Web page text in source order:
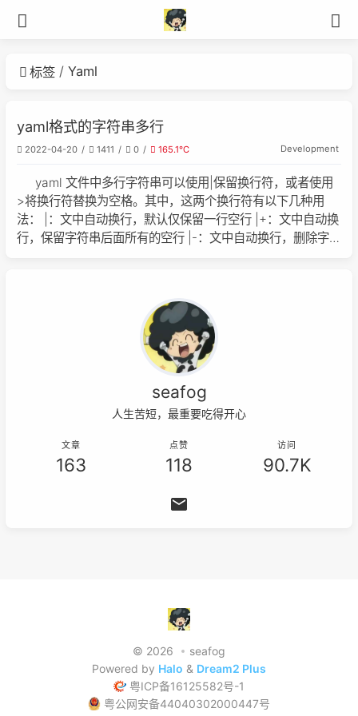
标签 Yaml
yaml格式的字符串多行
2022-04-20 1411 0 165.1℃ Development
yaml 文件中多行字符串可以使用|保留换行符，或者使用
>将换行符替换为空格。其中，这两个换行符有以下几种用
法： |：文中自动换行，默认仅保留一行空行 |+：文中自动换
行，保留字符串后面所有的空行 |-：文中自动换行，删除字符
seafog
人生苦短，最重要吃得开心
文章
163
点赞
118
访问
90.7K
© 2026
seafog
Powered by Halo & Dream2 Plus
粤ICP备16125582号-1
粤公网安备44040302000447号